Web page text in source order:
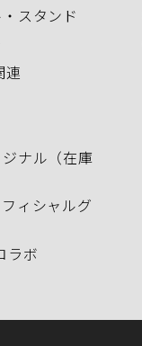
スタンド
連
ナル（在庫
ィシャルグ
ラボ